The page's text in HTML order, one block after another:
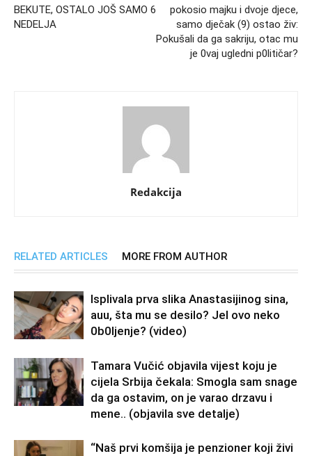
BEKUTE, OSTALO JOŠ SAMO 6
NEDELJA
pokosio majku i dvoje djece,
samo dječak (9) ostao živ:
Pokušali da ga sakriju, otac mu
je 0vaj ugledni p0litičar?
Redakcija
RELATED ARTICLES MORE FROM AUTHOR
Isplivala prva slika Anastasijinog sina,
auu, šta mu se desilo? Jel ovo neko
0b0Ijenje? (video)
Tamara Vučić objavila vijest koju je
cijela Srbija čekala: Smogla sam snage
da ga ostavim, on je varao drzavu i
mene.. (objavila sve detalje)
“Naš prvi komšija je penzioner koji živi